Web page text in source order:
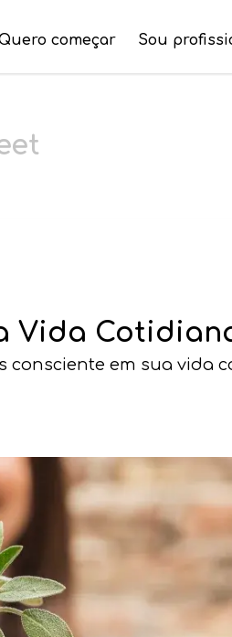
começar Sou
Vida
consciente em sua vida